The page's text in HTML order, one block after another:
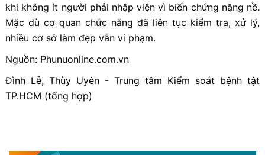
khi không ít người phải nhập viện vì biến chứng nặng nề.
Mặc dù cơ quan chức năng đã liên tục kiểm tra, xử lý,
nhiều cơ sở làm đẹp vẫn vi phạm.
Nguồn: Phunuonline.com.vn
Đình Lễ, Thùy Uyên - Trung tâm Kiểm soát bệnh tật
TP.HCM (tổng hợp)